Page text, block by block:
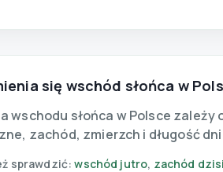
się wschód słońca w
wschodu słońca w Polsce
zachód, zmierzch i długość
sprawdzić: wschód jutro, zachód